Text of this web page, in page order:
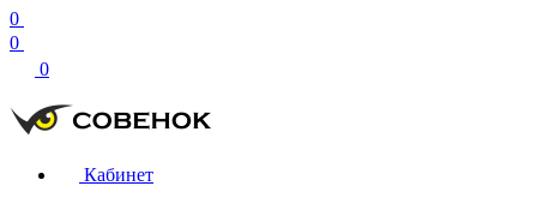
0
0
0
Кабинет